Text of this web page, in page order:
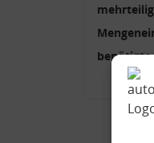
benötigte